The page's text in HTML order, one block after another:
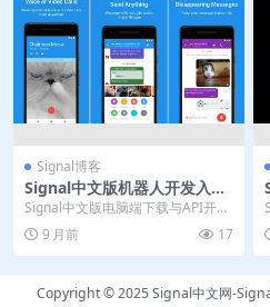
Signal博客
Signal中文版机器人开发入门
｜电脑版中文API
Signal中文版电脑端下载与API开发
全解析。本指南详解官方渠道安全
安装步骤，...
9 月前 17
Copyright © 2025Signal中文网-